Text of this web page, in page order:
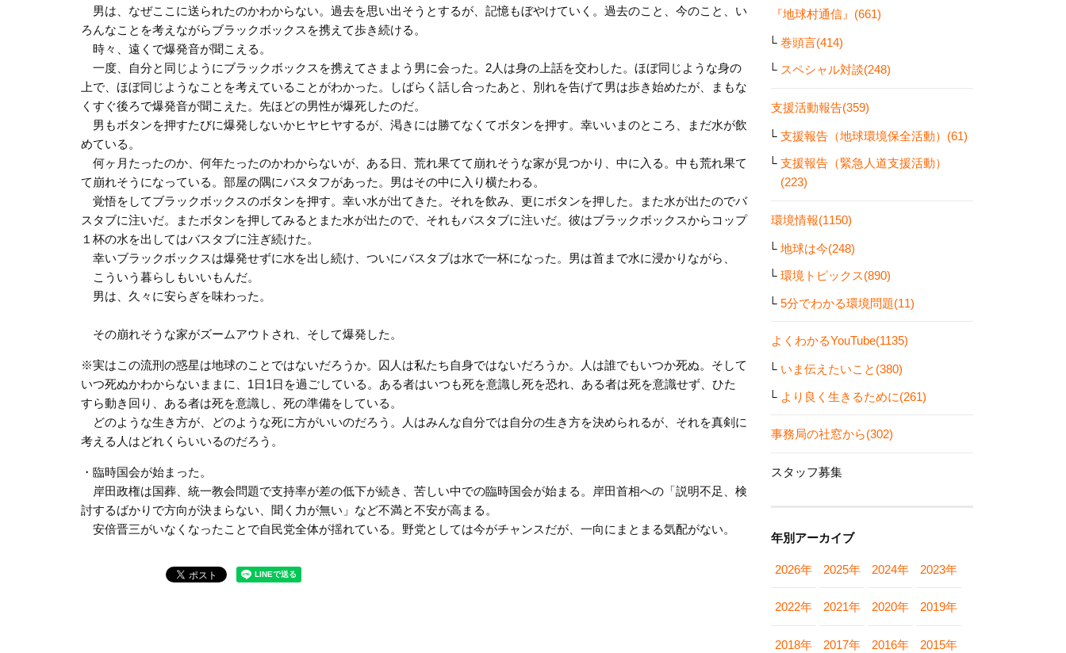
男は、なぜここに送られたのかわからない。過去を思い出そうとするが、記憶もぼやけていく。過去のこと、今のこと、い
ろんなことを考えながらブラックボックスを携えて歩き続ける。
時々、遠くで爆発音が聞こえる。
一度、自分と同じようにブラックボックスを携えてさまよう男に会った。2人は身の上話を交わした。ほぼ同じような身の
上で、ほぼ同じようなことを考えていることがわかった。しばらく話し合ったあと、別れを告げて男は歩き始めたが、まもな
くすぐ後ろで爆発音が聞こえた。先ほどの男性が爆死したのだ。
男もボタンを押すたびに爆発しないかヒヤヒヤするが、渇きには勝てなくてボタンを押す。幸いいまのところ、まだ水が飲
めている。
何ヶ月たったのか、何年たったのかわからないが、ある日、荒れ果てて崩れそうな家が見つかり、中に入る。中も荒れ果て
て崩れそうになっている。部屋の隅にバスタフがあった。男はその中に入り横たわる。
覚悟をしてブラックボックスのボタンを押す。幸い水が出てきた。それを飲み、更にボタンを押した。また水が出たのでバ
スタブに注いだ。またボタンを押してみるとまた水が出たので、それもバスタブに注いだ。彼はブラックボックスからコップ
１杯の水を出してはバスタブに注ぎ続けた。
幸いブラックボックスは爆発せずに水を出し続け、ついにバスタブは水で一杯になった。男は首まで水に浸かりながら、
こういう暮らしもいいもんだ。
男は、久々に安らぎを味わった。
その崩れそうな家がズームアウトされ、そして爆発した。
※実はこの流刑の惑星は地球のことではないだろうか。囚人は私たち自身ではないだろうか。人は誰でもいつか死ぬ。そして
いつ死ぬかわからないままに、1日1日を過ごしている。ある者はいつも死を意識し死を恐れ、ある者は死を意識せず、ひた
すら動き回り、ある者は死を意識し、死の準備をしている。
どのような生き方が、どのような死に方がいいのだろう。人はみんな自分では自分の生き方を決められるが、それを真剣に
考える人はどれくらいいるのだろう。
・臨時国会が始まった。
岸田政権は国葬、統一教会問題で支持率が差の低下が続き、苦しい中での臨時国会が始まる。岸田首相への「説明不足、検
討するばかりで方向が決まらない、聞く力が無い」など不満と不安が高まる。
安倍晋三がいなくなったことで自民党全体が揺れている。野党としては今がチャンスだが、一向にまとまる気配がない。
『地球村通信』(661)
巻頭言(414)
スペシャル対談(248)
支援活動報告(359)
支援報告（地球環境保全活動）(61)
支援報告（緊急人道支援活動）
(223)
環境情報(1150)
地球は今(248)
環境トピックス(890)
5分でわかる環境問題(11)
よくわかるYouTube(1135)
いま伝えたいこと(380)
より良く生きるために(261)
事務局の社窓から(302)
スタッフ募集
年別アーカイブ
2026年 2025年 2024年 2023年
2022年 2021年 2020年 2019年
2018年 2017年 2016年 2015年